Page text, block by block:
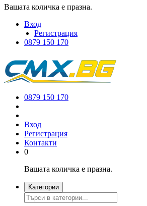
Вашата количка е празна.
Вход
Регистрация
0879 150 170
0879 150 170
Вход
Регистрация
Контакти
0
Вашата количка е празна.
Категории